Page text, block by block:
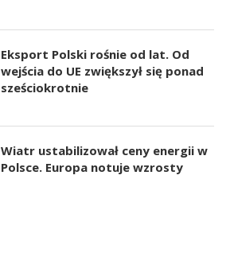
Eksport Polski rośnie od lat. Od
wejścia do UE zwiększył się ponad
sześciokrotnie
Wiatr ustabilizował ceny energii w
Polsce. Europa notuje wzrosty